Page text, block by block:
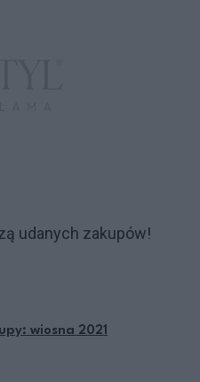
udanych zakupów!
wiosna 2021